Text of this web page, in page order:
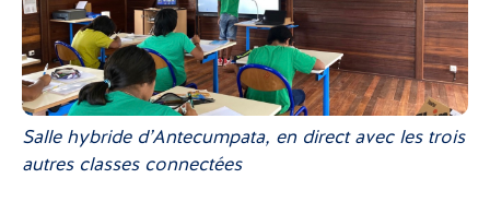
Salle hybride d’Antecumpata, en direct avec les trois
autres classes connectées